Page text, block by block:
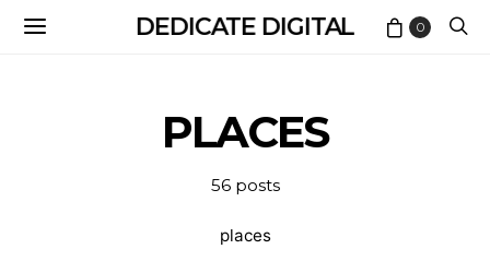
DEDICATE DIGITAL 0
PLACES
56 posts
places